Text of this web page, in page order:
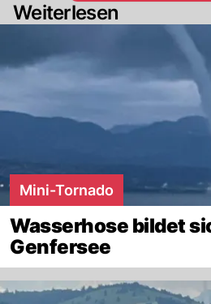
Weiterlesen
Mini-Tornado
Wasserhose bildet
Genfersee